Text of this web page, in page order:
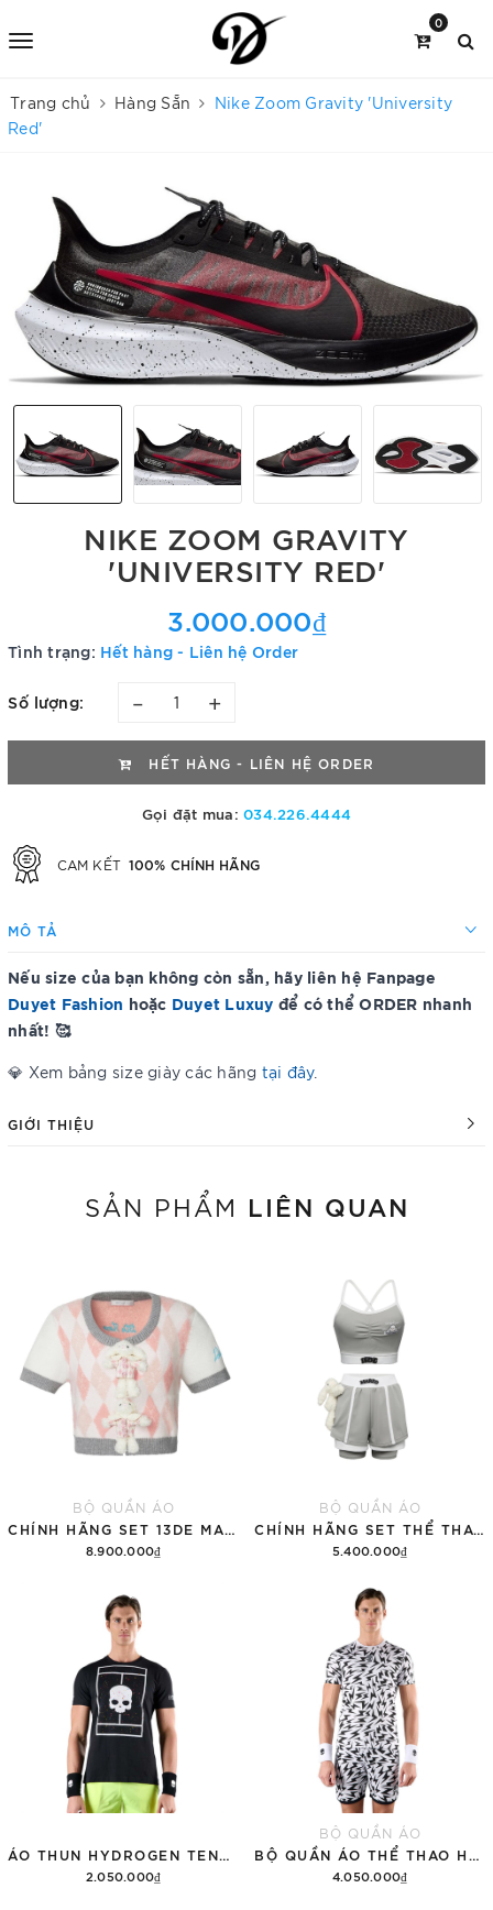
0
Trang chủ Hàng Sẵn
Nike Zoom Gravity 'University
Red'
NIKE ZOOM GRAVITY
'UNIVERSITY RED'
3.000.000₫
Tình trạng: Hết hàng - Liên hệ Order
Số lượng: – +
HẾT HÀNG - LIÊN HỆ ORDER
Gọi đặt mua:034.226.4444
CAM KẾT 100% CHÍNH HÃNG
MÔ TẢ
Nếu size của bạn không còn sẵn, hãy liên hệ Fanpage
Duyet Fashion hoặc Duyet Luxuy để có thể ORDER nhanh
nhất! 🥰
💎 Xem bảng size giày các hãng tại đây.
GIỚI THIỆU
SẢN PHẨM LIÊN QUAN
BỘ QUẦN ÁO
8.900.000₫
BỘ QUẦN ÁO
5.400.000₫
Thêm vào giỏ hàng
2.050.000₫
BỘ QUẦN ÁO
4.050.000₫